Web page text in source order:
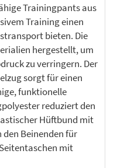
Trainingpants aus
Training einen
bieten. Die
hergestellt, um
zu verringern. Der
sorgt für einen
funktionelle
reduziert den
Hüftbund mit
den Beinenden für
mit